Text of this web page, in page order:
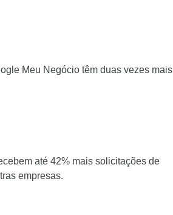
Meu Negócio têm duas vezes mais
até 42% mais solicitações de
empresas.